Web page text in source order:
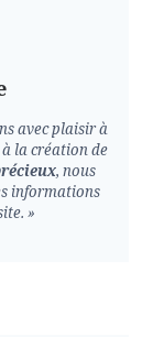
avec plaisir à
la création de
, nous
informations
»